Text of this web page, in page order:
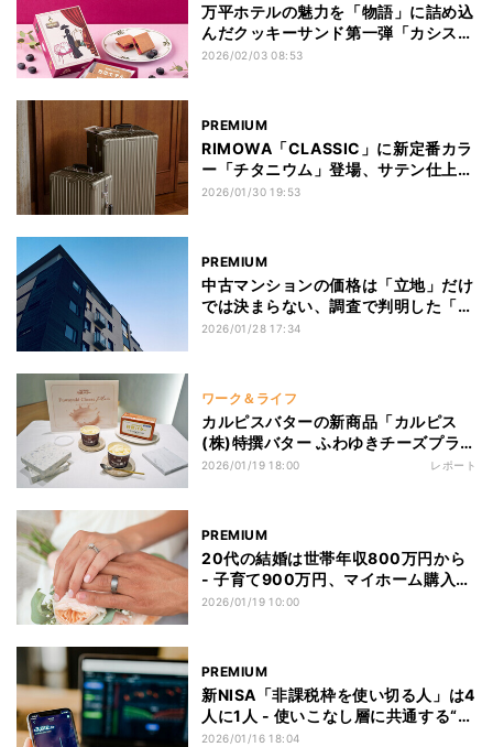
万平ホテルの魅力を「物語」に詰め込
んだクッキーサンド第一弾「カシス＆
ブルーベリーサンド」が発売
2026/02/03 08:53
PREMIUM
RIMOWA「CLASSIC」に新定番カラ
ー「チタニウム」登場、サテン仕上げ
の光沢感が魅力
2026/01/30 19:53
PREMIUM
中古マンションの価格は「立地」だけ
では決まらない、調査で判明した「管
理状態」という差
2026/01/28 17:34
ワーク＆ライフ
カルピスバターの新商品「カルピス
(株)特撰バター ふわゆきチーズプラ
ス」発売! ミルク感たっぷりの贅沢ス
2026/01/19 18:00 レポート
PREMIUM
20代の結婚は世帯年収800万円から
- 子育て900万円、マイホーム購入に
1,000万円を求める時代に
2026/01/19 10:00
PREMIUM
新NISA「非課税枠を使い切る人」は4
人に1人 - 使いこなし層に共通する“投
資のルール”
2026/01/16 18:04